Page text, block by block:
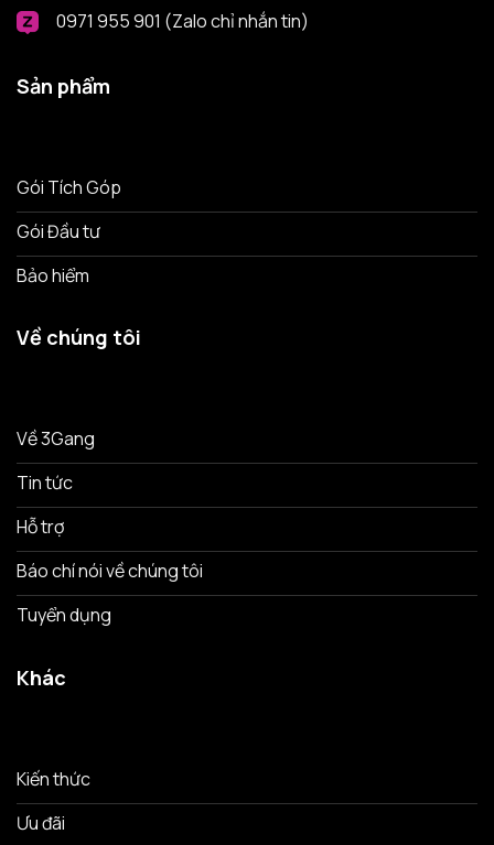
0971 955 901 (Zalo chỉ nhắn tin)
Sản phẩm
Gói Tích Góp
Gói Đầu tư
Bảo hiểm
Về chúng tôi
Về 3Gang
Tin tức
Hỗ trợ
Báo chí nói về chúng tôi
Tuyển dụng
Khác
Kiến thức
Ưu đãi